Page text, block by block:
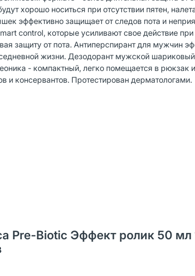
хорошо носиться при отсутствии пятен,
эффективно защищает от следов пота и
control, которые усиливают свое действие
защиту от пота. Антиперспирант для мужчин
жизни. Дезодорант мужской
- компактный, легко помещается в рюкзак
и консервантов. Протестирован дерматологами.
Pre-Biotic Эффект ролик 50 мл